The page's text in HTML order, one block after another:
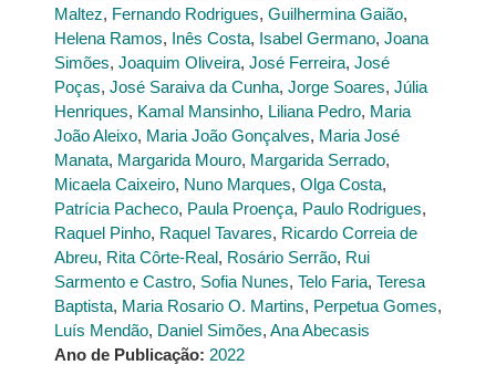
Maltez, Fernando Rodrigues, Guilhermina Gaião,
Helena Ramos, Inês Costa, Isabel Germano, Joana
Simões, Joaquim Oliveira, José Ferreira, José
Poças, José Saraiva da Cunha, Jorge Soares, Júlia
Henriques, Kamal Mansinho, Liliana Pedro, Maria
João Aleixo, Maria João Gonçalves, Maria José
Manata, Margarida Mouro, Margarida Serrado,
Micaela Caixeiro, Nuno Marques, Olga Costa,
Patrícia Pacheco, Paula Proença, Paulo Rodrigues,
Raquel Pinho, Raquel Tavares, Ricardo Correia de
Abreu, Rita Côrte-Real, Rosário Serrão, Rui
Sarmento e Castro, Sofia Nunes, Telo Faria, Teresa
Baptista, Maria Rosario O. Martins, Perpetua Gomes,
Luís Mendão, Daniel Simões, Ana Abecasis
Ano de Publicação: 2022